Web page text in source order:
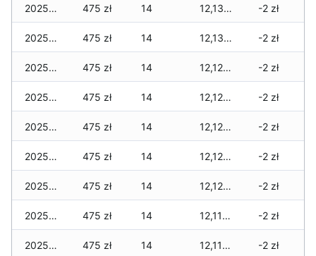
2025-12-30 475 zł 14 12,130 zł -2 zł
2025-12-29 475 zł 14 12,130 zł -2 zł
2025-12-28 475 zł 14 12,120 zł -2 zł
2025-12-27 475 zł 14 12,120 zł -2 zł
2025-12-26 475 zł 14 12,120 zł -2 zł
2025-12-25 475 zł 14 12,120 zł -2 zł
2025-12-24 475 zł 14 12,120 zł -2 zł
2025-12-23 475 zł 14 12,110 zł -2 zł
2025-12-22 475 zł 14 12,110 zł -2 zł